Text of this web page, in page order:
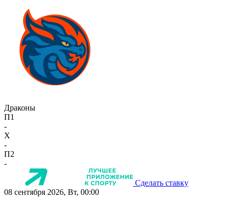
Драконы
П1
-
X
-
П2
-
Сделать ставку
08 сентября 2026, Вт, 00:00